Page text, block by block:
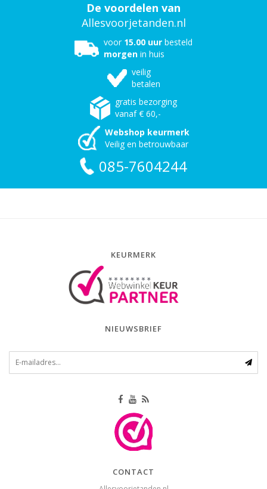
De voordelen van
Allesvoorjetanden.nl
voor 15.00 uur besteld
morgen in huis
veilig
betalen
gratis bezorging
vanaf € 60,-
Webshop keurmerk
Veilig en betrouwbaar
085-7604244
KEURMERK
NIEUWSBRIEF
CONTACT